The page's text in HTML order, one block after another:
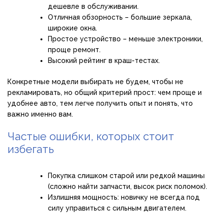
дешевле в обслуживании.
Отличная обзорность – большие зеркала,
широкие окна.
Простое устройство – меньше электроники,
проще ремонт.
Высокий рейтинг в краш-тестах.
Конкретные модели выбирать не будем, чтобы не
рекламировать, но общий критерий прост: чем проще и
удобнее авто, тем легче получить опыт и понять, что
важно именно вам.
Частые ошибки, которых стоит
избегать
Покупка слишком старой или редкой машины
(сложно найти запчасти, высок риск поломок).
Излишняя мощность: новичку не всегда под
силу управиться с сильным двигателем.